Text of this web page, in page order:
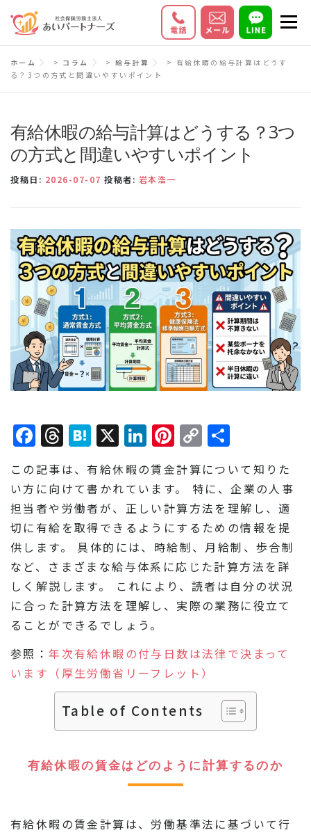
ン
ス
ッ
プ
メニ
初めての方へ サービス内容 料金
ホーム > コラム > 給与計算 > 有給休暇の給与計算はどうす
る？3つの方式と間違いやすいポイント
有給休暇の給与計算はどうする？3つ
の方式と間違いやすいポイント
投稿日: 2026-07-07 投稿者: 岩本浩一
Facebook
Threads
Hatena
X LinkedIn
Pinterest
Copy
Link
有
この記事は、有給休暇の賃金計算について知りた
い方に向けて書かれています。 特に、企業の人事
担当者や労働者が、正しい計算方法を理解し、適
切に有給を取得できるようにするための情報を提
供します。 具体的には、時給制、月給制、歩合制
など、さまざまな給与体系に応じた計算方法を詳
しく解説します。 これにより、読者は自分の状況
に合った計算方法を理解し、実際の業務に役立て
ることができるでしょう。
参照：年次有給休暇の付与日数は法律で決まって
います（厚生労働省リーフレット）
Table of Contents
有給休暇の賃金はどのように計算するのか
有給休暇の賃金計算は、労働基準法に基づいて行